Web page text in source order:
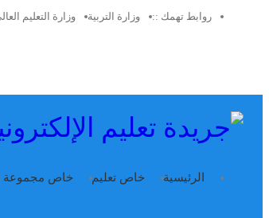
روابط تهمك :: وزارة التربية وزارة التعليم
الرئيسية خاص تعليم خاص مجموعة